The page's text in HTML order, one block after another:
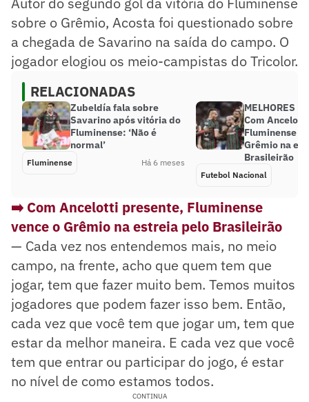
sobre o Grêmio, Acosta foi questionado sobre
a chegada de Savarino na saída do campo. O
jogador elogiou os meio-campistas do Tricolor.
RELACIONADAS
Zubeldía fala sobre
Savarino após vitória do
Fluminense: ‘Não é
normal’
Fluminense Há 6 meses
MELHORES
Com
Fluminense
Grêmio na
Brasileirão
Futebol Nacional
➡️ Com Ancelotti presente, Fluminense
vence o Grêmio na estreia pelo Brasileirão
— Cada vez nos entendemos mais, no meio
campo, na frente, acho que quem tem que
jogar, tem que fazer muito bem. Temos muitos
jogadores que podem fazer isso bem. Então,
cada vez que você tem que jogar um, tem que
estar da melhor maneira. E cada vez que você
tem que entrar ou participar do jogo, é estar
no nível de como estamos todos.
CONTINUA